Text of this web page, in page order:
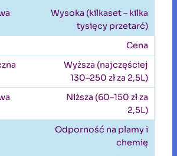
Wysoka (kilkaset – kilka
tysięcy przetarć)
Cena
Wyższa (najczęściej
130–250 zł za 2,5L)
Niższa (60–150 zł za
2,5L)
Odporność na plamy i
chemię